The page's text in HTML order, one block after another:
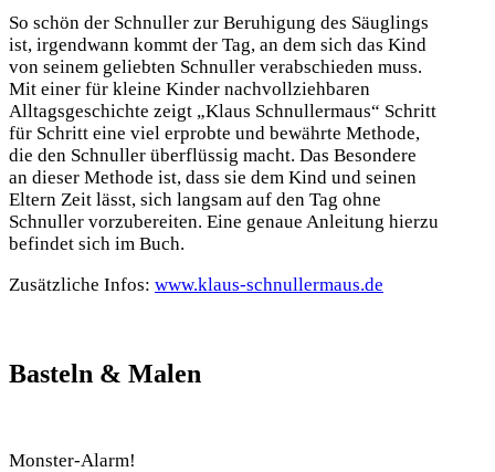
So schön der Schnuller zur Beruhigung des Säuglings
ist, irgendwann kommt der Tag, an dem sich das Kind
von seinem geliebten Schnuller verabschieden muss.
Mit einer für kleine Kinder nachvollziehbaren
Alltagsgeschichte zeigt „Klaus Schnullermaus“ Schritt
für Schritt eine viel erprobte und bewährte Methode,
die den Schnuller überflüssig macht. Das Besondere
an dieser Methode ist, dass sie dem Kind und seinen
Eltern Zeit lässt, sich langsam auf den Tag ohne
Schnuller vorzubereiten. Eine genaue Anleitung hierzu
befindet sich im Buch.
Zusätzliche Infos: www.klaus-schnullermaus.de
Basteln & Malen
Monster-Alarm!